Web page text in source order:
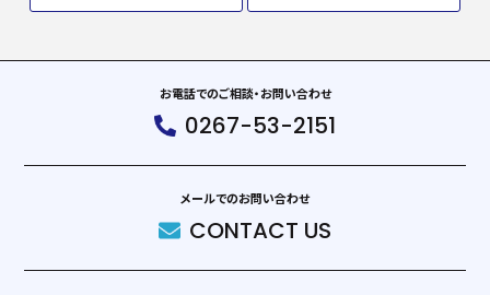
お電話でのご相談・お問い合わせ
0267-53-2151
メールでのお問い合わせ
CONTACT US